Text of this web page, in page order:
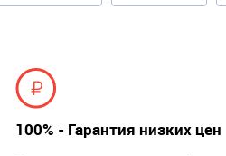
100% - Гарантия низких цен